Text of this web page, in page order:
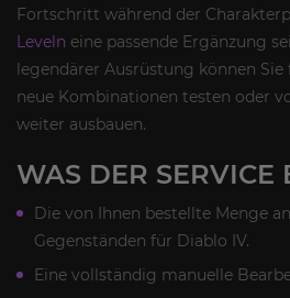
Fortschritt während der
Leveln eine passende Ergänzung
legendärer Ausrüstung können Sie
neue Kombinationen testen oder
weiter ausbauen.
WAS DER SERVICE
Die von Ihnen bestellte Menge
Gegenständen für Diablo IV.
Eine vollständig manuelle